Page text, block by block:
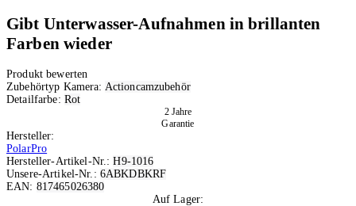
Gibt Unterwasser-Aufnahmen in brillanten
Farben wieder
Produkt bewerten
Zubehörtyp Kamera: Actioncamzubehör
Detailfarbe: Rot
2 Jahre
Garantie
Hersteller:
PolarPro
Hersteller-Artikel-Nr.:H9-1016
Unsere-Artikel-Nr.: 6ABKDBKRF
EAN: 817465026380
Auf Lager: